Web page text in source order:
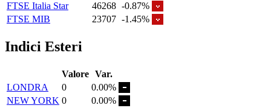
FTSE Italia Star
46268 -0.87%
FTSE MIB
23707 -1.45%
Indici Esteri
Valore Var.
LONDRA
0
0.00%
NEW YORK 0
0.00%